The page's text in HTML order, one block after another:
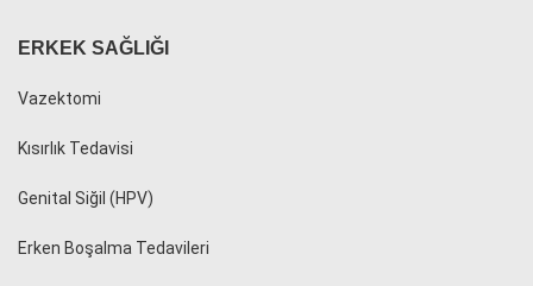
ERKEK SAĞLIĞI
Vazektomi
Kısırlık Tedavisi
Genital Siğil (HPV)
Erken Boşalma Tedavileri